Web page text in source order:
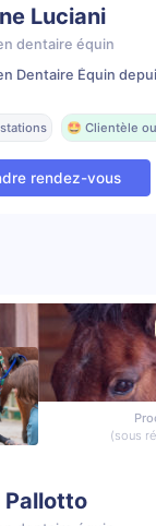
Luciani
dentaire équin
Dentaire Équin
🤩 Clientèle
rendez-vous
(sous
Pallotto